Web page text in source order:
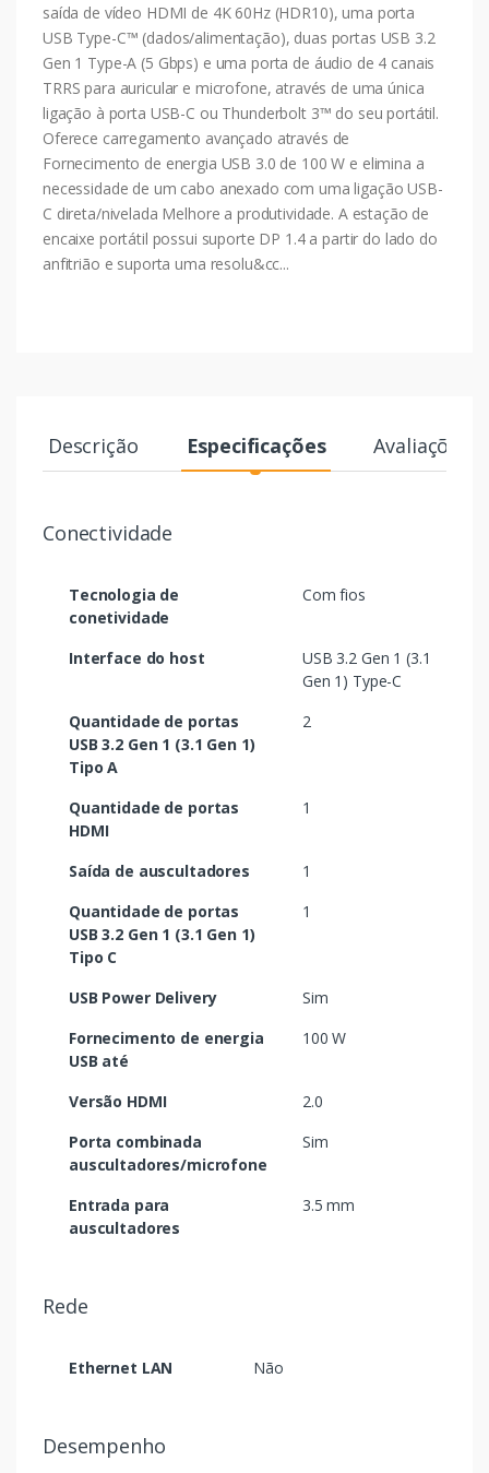
saída de vídeo HDMI de 4K 60Hz (HDR10), uma porta
USB Type-C™ (dados/alimentação), duas portas USB 3.2
Gen 1 Type-A (5 Gbps) e uma porta de áudio de 4 canais
TRRS para auricular e microfone, através de uma única
ligação à porta USB-C ou Thunderbolt 3™ do seu portátil.
Oferece carregamento avançado através de
Fornecimento de energia USB 3.0 de 100 W e elimina a
necessidade de um cabo anexado com uma ligação USB-
C direta/nivelada Melhore a produtividade. A estação de
encaixe portátil possui suporte DP 1.4 a partir do lado do
anfitrião e suporta uma resolu&cc...
Descrição Especificações Avaliações
Conectividade
Tecnologia de
conetividade
Com fios
Interface do host
USB 3.2 Gen 1 (3.1
Gen 1) Type-C
Quantidade de portas
USB 3.2 Gen 1 (3.1 Gen 1)
Tipo A
2
Quantidade de portas
HDMI
1
Saída de auscultadores
1
Quantidade de portas
USB 3.2 Gen 1 (3.1 Gen 1)
Tipo C
1
USB Power Delivery
Sim
Fornecimento de energia
USB até
100 W
Versão HDMI
2.0
Porta combinada
auscultadores/microfone
Sim
Entrada para
auscultadores
3.5 mm
Rede
Ethernet LAN Não
Desempenho